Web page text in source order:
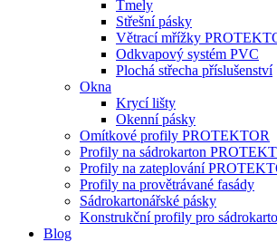
Tmely
Střešní pásky
Větrací mřížky
Odkvapový systém PVC
Plochá střecha příslušenství
Okna
Krycí lišty
Okenní pásky
Omítkové profily PROTEKTOR
Profily na sádrokarton
Profily na zateplování
Profily na provětrávané fasády
Sádrokartonářské pásky
Konstrukční profily pro
Blog